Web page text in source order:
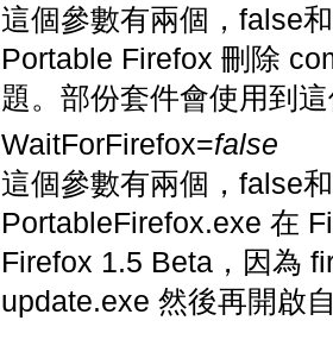
這個參數有兩個，false
Portable Firefox 刪除
題。部份套件會使用到
WaitForFirefox=false
這個參數有兩個，false
PortableFirefox.exe 在
Firefox 1.5 Beta，因為
update.exe 然後再開啟